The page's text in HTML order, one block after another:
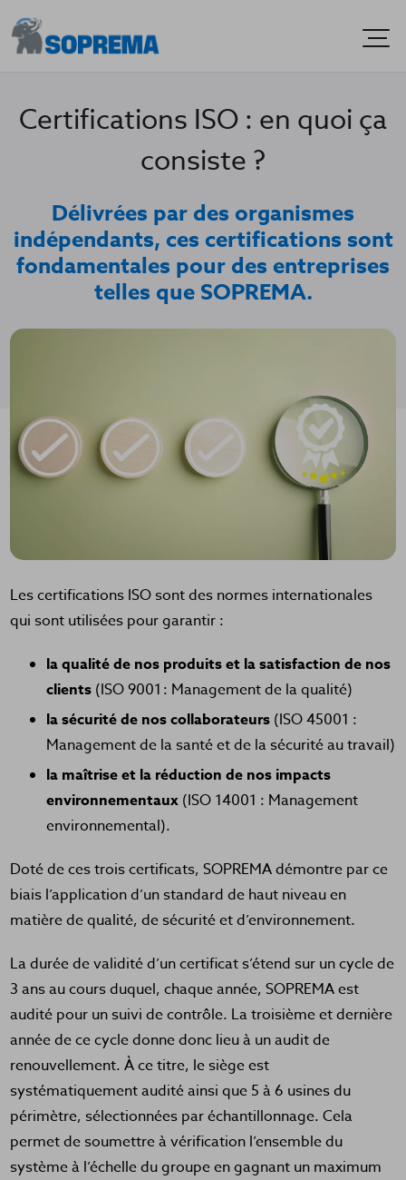
Certifications ISO : en quoi ça
consiste ?
Délivrées par des organismes
indépendants, ces certifications sont
fondamentales pour des entreprises
telles que SOPREMA.
Les certifications ISO sont des normes internationales
qui sont utilisées pour garantir :
la qualité de nos produits et la satisfaction de nos
clients (ISO 9001 : Management de la qualité)
la sécurité de nos collaborateurs (ISO 45001 :
Management de la santé et de la sécurité au travail)
la maîtrise et la réduction de nos impacts
environnementaux (ISO 14001 : Management
environnemental).
Doté de ces trois certificats, SOPREMA démontre par ce
biais l’application d’un standard de haut niveau en
matière de qualité, de sécurité et d’environnement.
La durée de validité d’un certificat s’étend sur un cycle de
3 ans au cours duquel, chaque année, SOPREMA est
audité pour un suivi de contrôle. La troisième et dernière
année de ce cycle donne donc lieu à un audit de
renouvellement. À ce titre, le siège est
systématiquement audité ainsi que 5 à 6 usines du
périmètre, sélectionnées par échantillonnage. Cela
permet de soumettre à vérification l’ensemble du
système à l’échelle du groupe en gagnant un maximum